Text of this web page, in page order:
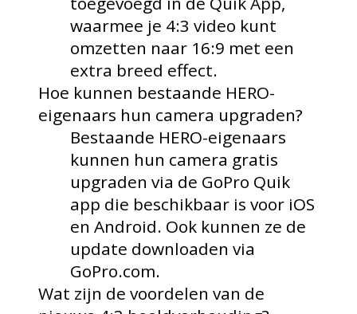
waarmee je 4:3 video kunt
omzetten naar 16:9 met een
extra breed effect.
Hoe kunnen bestaande HERO-
eigenaars hun camera upgraden?
Bestaande HERO-eigenaars
kunnen hun camera gratis
upgraden via de GoPro Quik
app die beschikbaar is voor iOS
en Android. Ook kunnen ze de
update downloaden via
GoPro.com.
Wat zijn de voordelen van de